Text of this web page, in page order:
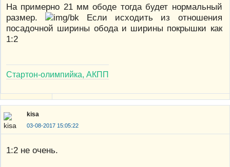
На примерно 21 мм ободе тогда будет нормальный
размер.
Если исходить из отношения
посадочной ширины обода и ширины покрышки как
1:2
Стартон-олимпийка, АКПП
kisa
03-08-2017 15:05:22
1:2 не очень.